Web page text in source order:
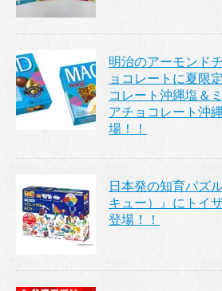
明治のアーモンド
ョコレートに夏限
コレート沖縄塩＆
アチョコレート沖
場！！
日本発の知育パズ
キュー）』にトイ
登場！！